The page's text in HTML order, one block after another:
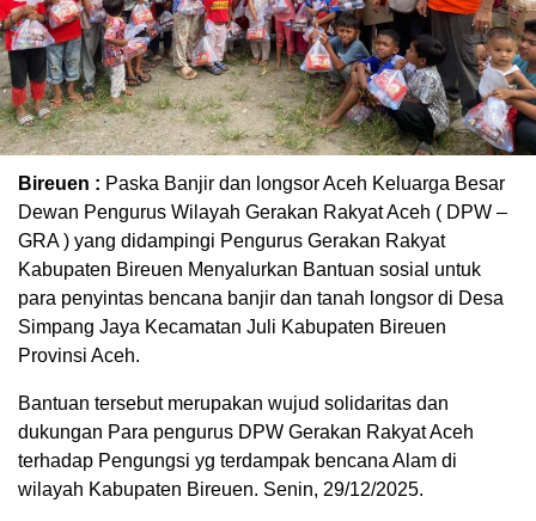
Bireuen : Paska Banjir dan longsor Aceh Keluarga Besar
Dewan Pengurus Wilayah Gerakan Rakyat Aceh ( DPW –
GRA ) yang didampingi Pengurus Gerakan Rakyat
Kabupaten Bireuen Menyalurkan Bantuan sosial untuk
para penyintas bencana banjir dan tanah longsor di Desa
Simpang Jaya Kecamatan Juli Kabupaten Bireuen
Provinsi Aceh.
Bantuan tersebut merupakan wujud solidaritas dan
dukungan Para pengurus DPW Gerakan Rakyat Aceh
terhadap Pengungsi yg terdampak bencana Alam di
wilayah Kabupaten Bireuen. Senin, 29/12/2025.